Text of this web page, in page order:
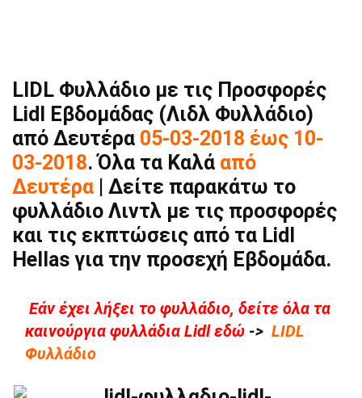
LIDL Φυλλάδιο με τις Προσφορές
Lidl Εβδομάδας (Λιδλ Φυλλάδιο)
από Δευτέρα 05-03-2018 έως 10-
03-2018. Όλα τα Καλά από
Δευτέρα
| Δείτε παρακάτω το
φυλλάδιο Λιντλ με τις προσφορές
και τις εκπτώσεις από τα Lidl
Hellas για την προσεχή Εβδομάδα.
Εάν έχει λήξει το φυλλάδιο, δείτε όλα τα
καινούργια φυλλάδια Lidl εδώ -> LIDL
Φυλλάδιο